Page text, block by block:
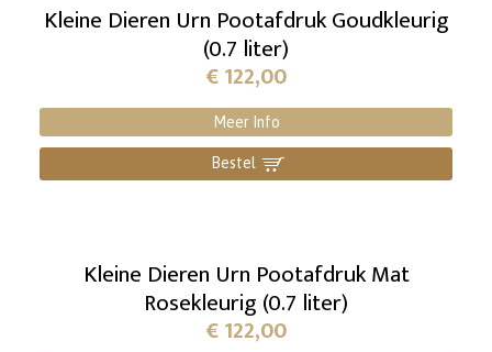
Kleine Dieren Urn Pootafdruk Goudkleurig
(0.7 liter)
€122,00
Meer Info
Bestel ]
Kleine Dieren Urn Pootafdruk Mat
Rosekleurig (0.7 liter)
€122,00